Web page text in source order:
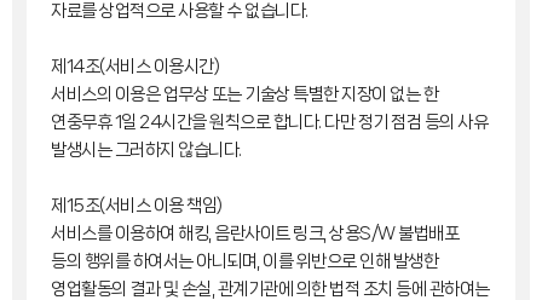
자료를 상업적으로 사용할 수 없습니다.
제14조(서비스 이용시간)
서비스의 이용은 업무상 또는 기술상 특별한 지장이 없는 한
연중무휴 1일 24시간을 원칙으로 합니다. 다만 정기 점검 등의 사유
발생시는 그러하지 않습니다.
제15조(서비스 이용 책임)
서비스를 이용하여 해킹, 음란사이트 링크, 상용S/W 불법배포
등의 행위를 하여서는 아니되며, 이를 위반으로 인해 발생한
영업활동의 결과 및 손실, 관계기관에 의한 법적 조치 등에 관하여는